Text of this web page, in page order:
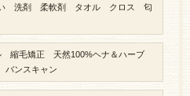
い 洗剤 柔軟剤 タオル クロス 匂
縮毛矯正 天然100%ヘナ＆ハーブ
ンスキャン